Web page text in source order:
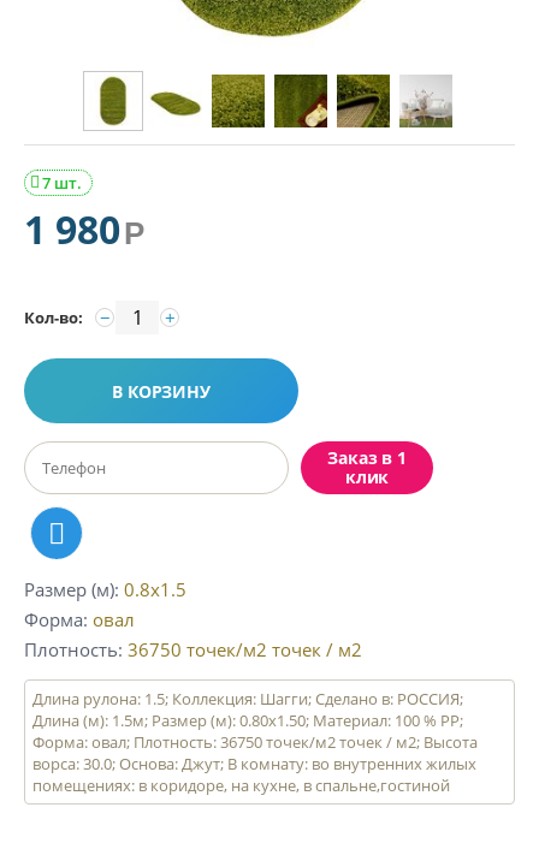
7 шт.

1 980Р
Кол-во: +
−
В КОРЗИНУ
Заказ в 1
клик
Размер (м) 0.8x1.5
Форма овал
Плотность 36750 точек/м2 точек / м2
Длина рулона: 1.5; Коллекция: Шагги; Сделано в: РОССИЯ;
Длина (м): 1.5м; Размер (м): 0.80x1.50; Материал: 100 % PP;
Форма: овал; Плотность: 36750 точек/м2 точек / м2; Высота
ворса: 30.0; Основа: Джут; В комнату: во внутренних жилых
помещениях: в коридоре, на кухне, в спальне,гостиной